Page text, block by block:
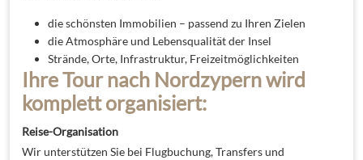
die schönsten Immobilien – passend zu Ihren Zielen
die Atmosphäre und Lebensqualität der Insel
Strände, Orte, Infrastruktur, Freizeitmöglichkeiten
Ihre Tour nach Nordzypern wird
komplett organisiert:
Reise-Organisation
Wir unterstützen Sie bei Flugbuchung, Transfers und